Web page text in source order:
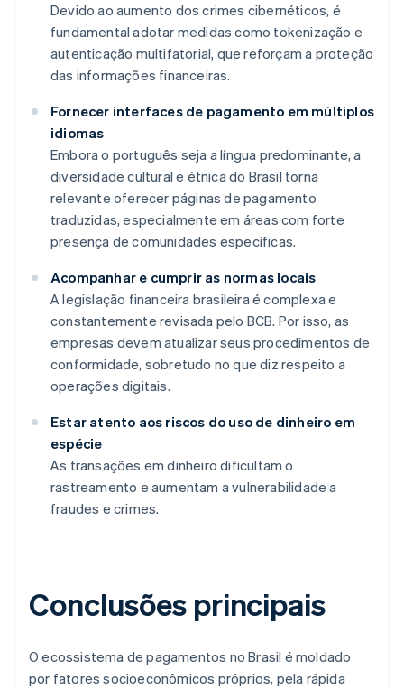
Devido ao aumento dos crimes cibernéticos, é
fundamental adotar medidas como tokenização e
autenticação multifatorial, que reforçam a proteção
das informações financeiras.
Fornecer interfaces de pagamento em múltiplos
idiomas
Embora o português seja a língua predominante, a
diversidade cultural e étnica do Brasil torna
relevante oferecer páginas de pagamento
traduzidas, especialmente em áreas com forte
presença de comunidades específicas.
Acompanhar e cumprir as normas locais
A legislação financeira brasileira é complexa e
constantemente revisada pelo BCB. Por isso, as
empresas devem atualizar seus procedimentos de
conformidade, sobretudo no que diz respeito a
operações digitais.
Estar atento aos riscos do uso de dinheiro em
espécie
As transações em dinheiro dificultam o
rastreamento e aumentam a vulnerabilidade a
fraudes e crimes.
Conclusões principais
O ecossistema de pagamentos no Brasil é moldado
por fatores socioeconômicos próprios, pela rápida